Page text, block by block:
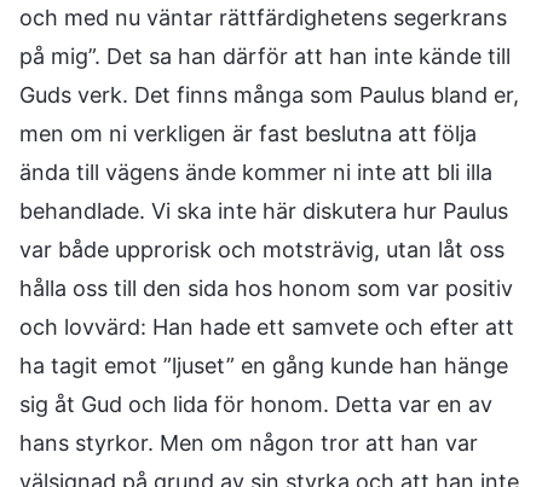
och med nu väntar rättfärdighetens segerkrans
på mig”. Det sa han därför att han inte kände till
Guds verk. Det finns många som Paulus bland er,
men om ni verkligen är fast beslutna att följa
ända till vägens ände kommer ni inte att bli illa
behandlade. Vi ska inte här diskutera hur Paulus
var både upprorisk och motsträvig, utan låt oss
hålla oss till den sida hos honom som var positiv
och lovvärd: Han hade ett samvete och efter att
ha tagit emot ”ljuset” en gång kunde han hänge
sig åt Gud och lida för honom. Detta var en av
hans styrkor. Men om någon tror att han var
välsignad på grund av sin styrka och att han inte